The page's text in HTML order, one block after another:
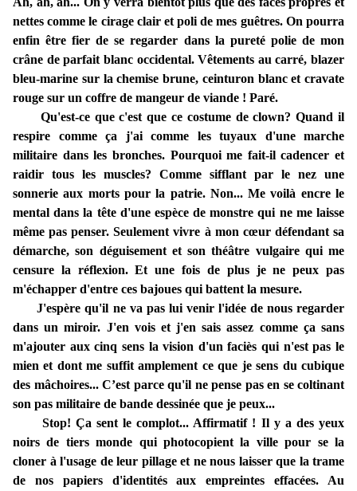
nettes comme le cirage clair et poli de mes guêtres. On pourra
enfin être fier de se regarder dans la pureté polie de mon
crâne de parfait blanc occidental. Vêtements au carré, blazer
bleu-marine sur la chemise brune, ceinturon blanc et cravate
rouge sur un coffre de mangeur de viande ! Paré.
Qu'est-ce que c'est que ce costume de clown? Quand il
respire comme ça j'ai comme les tuyaux d'une marche
militaire dans les bronches. Pourquoi me fait-il cadencer et
raidir tous les muscles? Comme sifflant par le nez une
sonnerie aux morts pour la patrie. Non... Me voilà encre le
mental dans la tête d'une espèce de monstre qui ne me laisse
même pas penser. Seulement vivre à mon cœur défendant sa
démarche, son déguisement et son théâtre vulgaire qui me
censure la réflexion. Et une fois de plus je ne peux pas
m'échapper d'entre ces bajoues qui battent la mesure.
J'espère qu'il ne va pas lui venir l'idée de nous regarder
dans un miroir. J'en vois et j'en sais assez comme ça sans
m'ajouter aux cinq sens la vision d'un faciès qui n'est pas le
mien et dont me suffit amplement ce que je sens du cubique
des mâchoires... C’est parce qu'il ne pense pas en se coltinant
son pas militaire de bande dessinée que je peux...
Stop! Ça sent le complot... Affirmatif ! Il y a des yeux
noirs de tiers monde qui photocopient la ville pour se la
cloner à l'usage de leur pillage et ne nous laisser que la trame
de nos papiers d'identités aux empreintes effacées. Au